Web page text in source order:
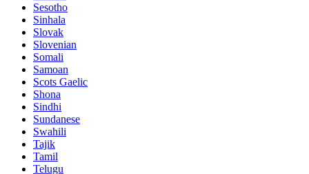
Sesotho
Sinhala
Slovak
Slovenian
Somali
Samoan
Scots Gaelic
Shona
Sindhi
Sundanese
Swahili
Tajik
Tamil
Telugu